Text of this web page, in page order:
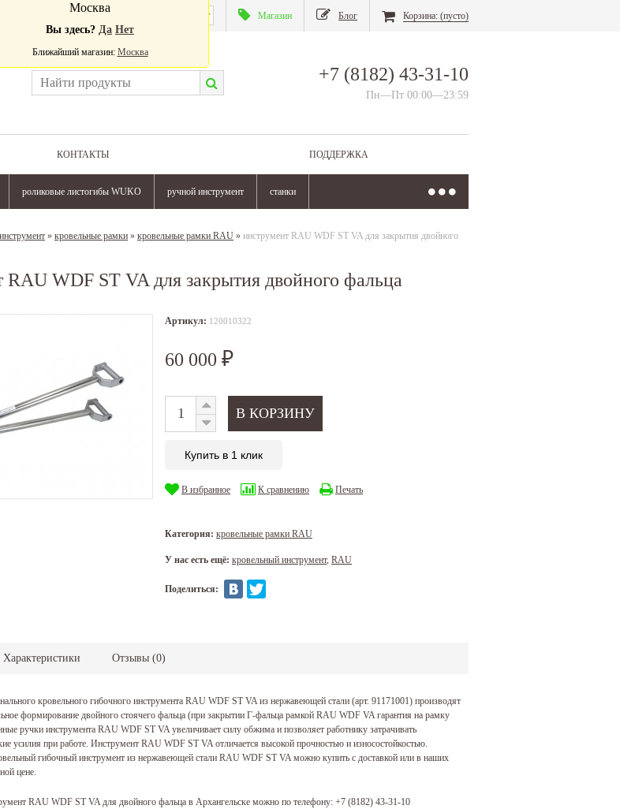
Магазин Блог Корзина: (пусто)
+7 (8182) 43-31-10
Пн—Пт 00:00—23:59
КОНТАКТЫ ПОДДЕРЖКА
роликовые листогибы WUKO ручной инструмент станки
Москва
Вы здесь? Да Нет
Ближайший магазин: Москва
» кровельные рамки » кровельные рамки RAU » инструмент RAU WDF ST VA для закрытия двойного
RAU WDF ST VA для закрытия двойного фальца
Артикул: 120010322
60 000 ₽
Купить в 1 клик
В избранное К сравнению Печать
Категория: кровельные рамки RAU
У нас есть ещё: кровельный инструмент, RAU
Поделиться:
Характеристики Отзывы (0)
кровельного гибочного инструмента RAU WDF ST VA из нержавеющей стали (арт. 91171001) производят
формирование двойного стоячего фальца (при закрытии Г-фальца рамкой RAU WDF VA гарантия на рамку
ручки инструмента RAU WDF ST VA увеличивает силу обжима и позволяет работнику затрачивать
усилия при работе. Инструмент RAU WDF ST VA отличается высокой прочностью и износостойкостью.
гибочный инструмент из нержавеющей стали RAU WDF ST VA можно купить с доставкой или в наших
цене.
RAU WDF ST VA​ для двойного фальца в Архангельске можно по телефону: +7 (8182) 43-31-10